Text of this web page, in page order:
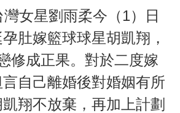
M
u
t
e
女星劉雨柔今（1）日
肚嫁籃球球星胡凱翔，
修成正果。對於二度嫁
自己離婚後對婚姻有所
翔不放棄，再加上計劃